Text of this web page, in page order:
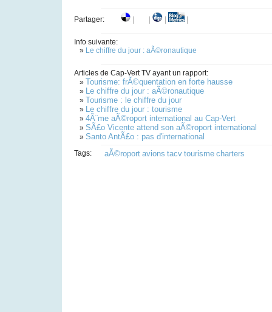
Partager:
Info suivante:
» Le chiffre du jour : aÃ©ronautique
Articles de Cap-Vert TV ayant un rapport:
» Tourisme: frÃ©quentation en forte hausse
» Le chiffre du jour : aÃ©ronautique
» Tourisme : le chiffre du jour
» Le chiffre du jour : tourisme
» 4Ã¨me aÃ©roport international au Cap-Vert
» SÃ£o Vicente attend son aÃ©roport international
» Santo AntÃ£o : pas d'international
Tags: aÃ©roport avions tacv tourisme charters